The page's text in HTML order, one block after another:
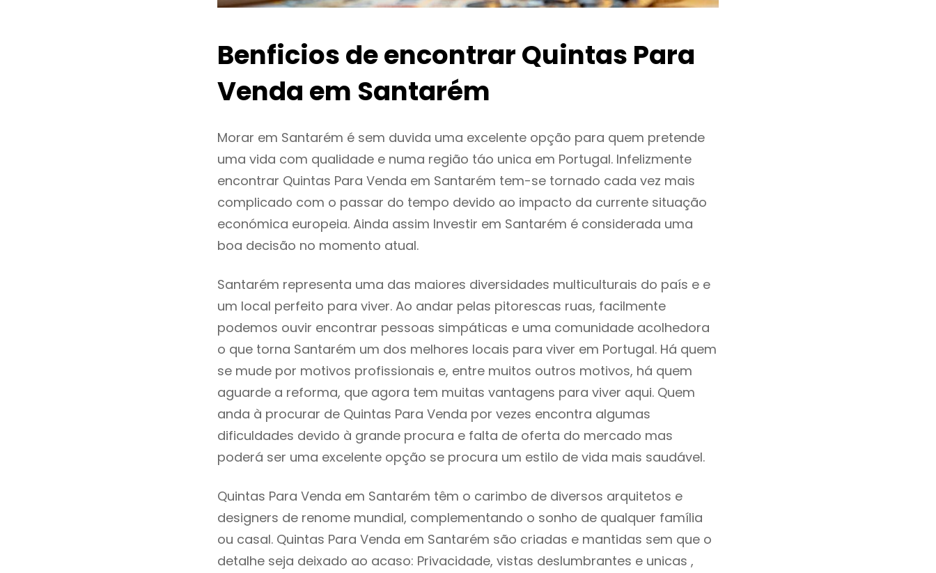
Benficios de encontrar Quintas Para
Venda em Santarém
Morar em Santarém é sem duvida uma excelente opção para quem pretende
uma vida com qualidade e numa região táo unica em Portugal. Infelizmente
encontrar Quintas Para Venda em Santarém tem-se tornado cada vez mais
complicado com o passar do tempo devido ao impacto da currente situação
económica europeia. Ainda assim Investir em Santarém é considerada uma
boa decisão no momento atual.
Santarém representa uma das maiores diversidades multiculturais do país e e
um local perfeito para viver. Ao andar pelas pitorescas ruas, facilmente
podemos ouvir encontrar pessoas simpáticas e uma comunidade acolhedora
o que torna Santarém um dos melhores locais para viver em Portugal. Há quem
se mude por motivos profissionais e, entre muitos outros motivos, há quem
aguarde a reforma, que agora tem muitas vantagens para viver aqui. Quem
anda à procurar de Quintas Para Venda por vezes encontra algumas
dificuldades devido à grande procura e falta de oferta do mercado mas
poderá ser uma excelente opção se procura um estilo de vida mais saudável.
Quintas Para Venda em Santarém têm o carimbo de diversos arquitetos e
designers de renome mundial, complementando o sonho de qualquer família
ou casal. Quintas Para Venda em Santarém são criadas e mantidas sem que o
detalhe seja deixado ao acaso: Privacidade, vistas deslumbrantes e unicas ,